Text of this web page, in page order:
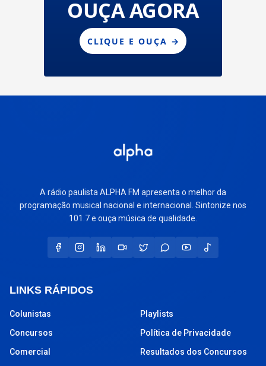
A rádio paulista ALPHA FM apresenta o melhor da
programação musical nacional e internacional. Sintonize nos
101.7 e ouça música de qualidade.
LINKS RÁPIDOS
Colunistas
Concursos
Comercial
Playlists
Política de Privacidade
Resultados dos Concursos